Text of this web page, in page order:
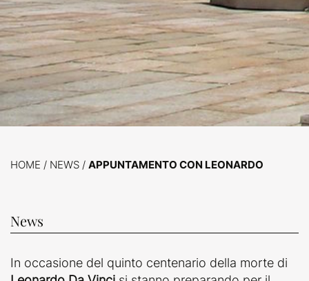
HOME / NEWS / APPUNTAMENTO CON LEONARDO
News
In occasione del quinto centenario della morte di